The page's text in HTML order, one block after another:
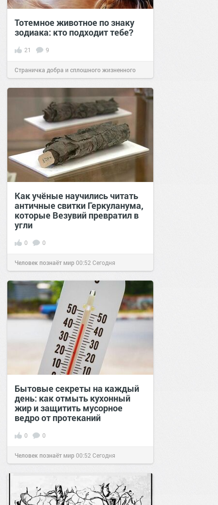
Тотемное животное по знаку
зодиака: кто подходит тебе?
21 9
Страничка добра и сплошного жизненного
позитива!21:4524 июл 2022
Как учёные научились читать
античные свитки Геркуланума,
которые Везувий превратил в
угли
0 0
Человек познаёт мир00:52 Сегодня
Бытовые секреты на каждый
день: как отмыть кухонный
жир и защитить мусорное
ведро от протеканий
0 0
Человек познаёт мир00:52 Сегодня